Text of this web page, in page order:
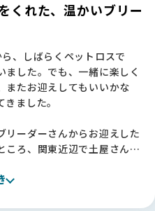
くれた、温かいブリー
、しばらくペットロスで
ました。でも、一緒に楽しく
またお迎えしてもいいかな
ました。
リーダーさんからお迎えした
ころ、関東近辺で土屋さんを
らっしゃるこだわりも書かれ